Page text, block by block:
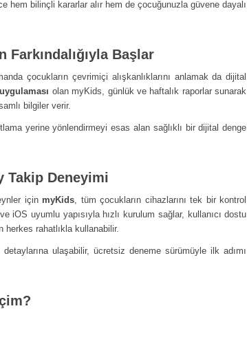
hem bilinçli kararlar alır hem de çocuğunuzla güvene dayalı
Başlar
çocukların çevrimiçi alışkanlıklarını anlamak da dijital
olan myKids, günlük ve haftalık raporlar sunarak
bilgiler verir.
yerine yönlendirmeyi esas alan sağlıklı bir dijital denge
Takip Deneyimi
için myKids, tüm çocukların cihazlarını tek bir kontrol
iOS uyumlu yapısıyla hızlı kurulum sağlar, kullanıcı dostu
rahatlıkla kullanabilir.
ulaşabilir, ücretsiz deneme sürümüyle ilk adımı